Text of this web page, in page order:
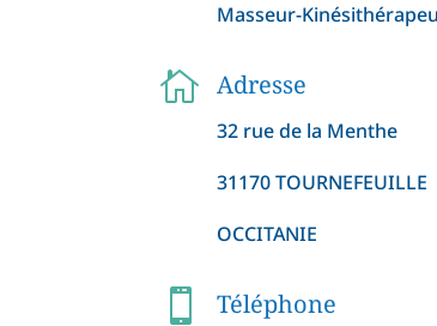
Masseur-
 Adresse
32 rue de la Menthe
31170 TOURNEFEUILLE
OCCITANIE
 Téléphone